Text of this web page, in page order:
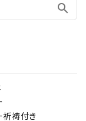
search
祈祷付き